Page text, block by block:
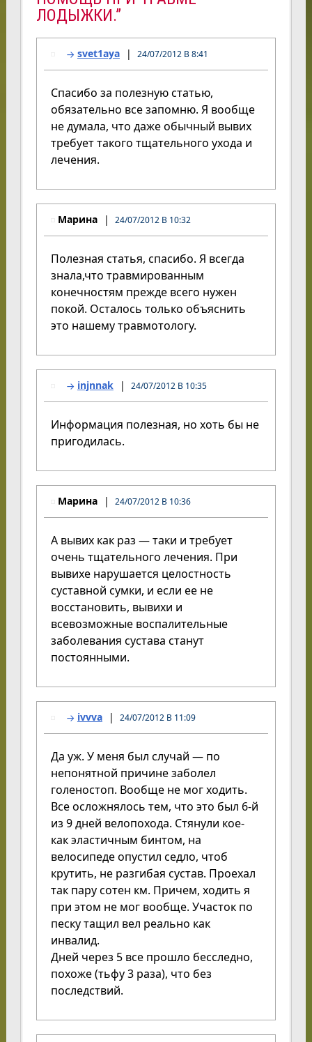
ЛОДЫЖКИ.”
svet1aya 24/07/2012 В 8:41
Спасибо за полезную статью,
обязательно все запомню. Я вообще
не думала, что даже обычный вывих
требует такого тщательного ухода и
лечения.
Марина 24/07/2012 В 10:32
Полезная статья, спасибо. Я всегда
знала,что травмированным
конечностям прежде всего нужен
покой. Осталось только объяснить
это нашему травмотологу.
injnnak 24/07/2012 В 10:35
Информация полезная, но хоть бы не
пригодилась.
Марина 24/07/2012 В 10:36
А вывих как раз — таки и требует
очень тщательного лечения. При
вывихе нарушается целостность
суставной сумки, и если ее не
восстановить, вывихи и
всевозможные воспалительные
заболевания сустава станут
постоянными.
ivvva 24/07/2012 В 11:09
Да уж. У меня был случай — по
непонятной причине заболел
голеностоп. Вообще не мог ходить.
Все осложнялось тем, что это был 6-й
из 9 дней велопохода. Стянули кое-
как эластичным бинтом, на
велосипеде опустил седло, чтоб
крутить, не разгибая сустав. Проехал
так пару сотен км. Причем, ходить я
при этом не мог вообще. Участок по
песку тащил вел реально как
инвалид.
Дней через 5 все прошло бесследно,
похоже (тьфу 3 раза), что без
последствий.